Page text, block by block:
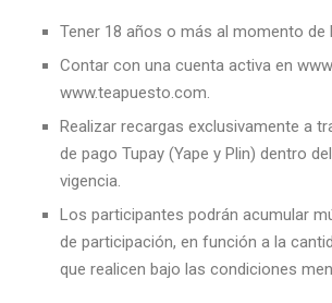
Tener 18 años o más al momento de
Contar con una cuenta activa en
www.teapuesto.com.
Realizar recargas exclusivamente a
de pago Tupay (Yape y Plin) dentro
vigencia.
Los participantes podrán acumular
de participación, en función a la
que realicen bajo las condiciones